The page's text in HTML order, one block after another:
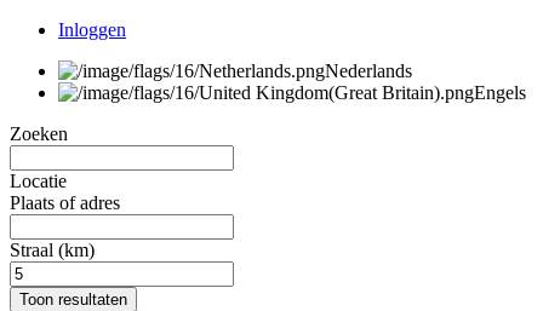
Inloggen
Nederlands
Engels
Zoeken
Locatie
Plaats of adres
Straal (km)
Toon resultaten